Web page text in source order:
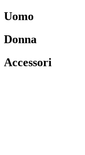
Uomo
Donna
Accessori